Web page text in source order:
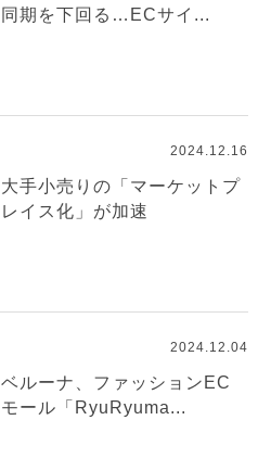
同期を下回る…ECサイ...
2024.12.16
大手小売りの「マーケットプ
レイス化」が加速
2024.12.04
ベルーナ、ファッションEC
モール「RyuRyuma...